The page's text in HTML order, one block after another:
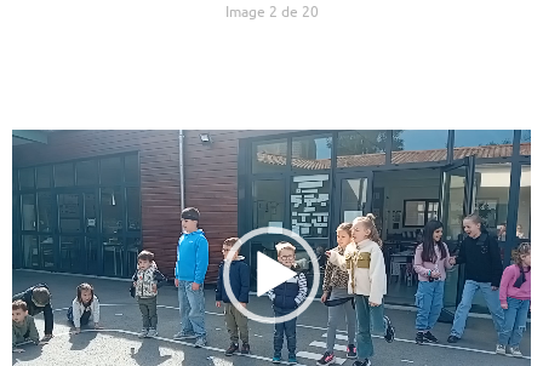
Image 2 de 20
Lecteur
vidéo